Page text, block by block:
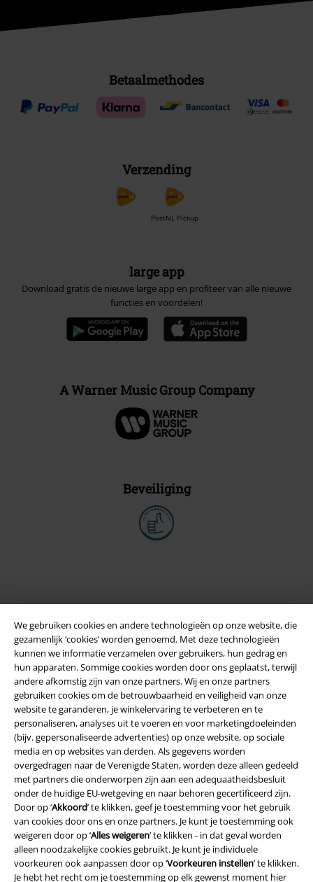
We gebruiken cookies en andere technologieën op onze website, die
gezamenlijk ‘cookies’ worden genoemd. Met deze technologieën
kunnen we informatie verzamelen over gebruikers, hun gedrag en
hun apparaten. Sommige cookies worden door ons geplaatst, terwijl
andere afkomstig zijn van onze partners. Wij en onze partners
gebruiken cookies om de betrouwbaarheid en veiligheid van onze
website te garanderen, je winkelervaring te verbeteren en te
personaliseren, analyses uit te voeren en voor marketingdoeleinden
(bijv. gepersonaliseerde advertenties) op onze website, op sociale
media en op websites van derden. Als gegevens worden
overgedragen naar de Verenigde Staten, worden deze alleen gedeeld
met partners die onderworpen zijn aan een adequaatheidsbesluit
onder de huidige EU-wetgeving en naar behoren gecertificeerd zijn.
Door op ‘Akkoord’ te klikken, geef je toestemming voor het gebruik
van cookies door ons en onze partners. Je kunt je toestemming ook
weigeren door op ‘Alles weigeren’ te klikken - in dat geval worden
alleen noodzakelijke cookies gebruikt. Je kunt je individuele
voorkeuren ook aanpassen door op ‘Voorkeuren instellen’ te klikken.
Je hebt het recht om je toestemming op elk gewenst moment hier
Betaalmethodes
Verzending
PostNL Pickup
large app
Download gratis de nieuwe large app en profiteer van alle nieuwe
functies en voordelen!
A Warner Music Group Company
Beveiliging
Legal
Algemene Voorwaarden
Bedrijfsgegevens
Privacyverklaring
Verklaring van conformiteit
Informatie over toegankelijkheid
Cookie-instellingen